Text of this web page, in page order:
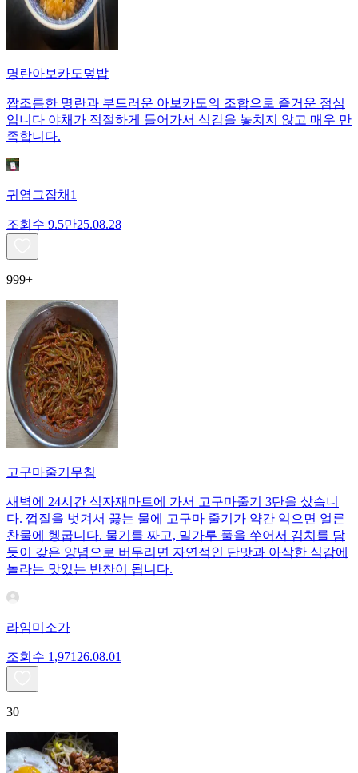
명란아보카도덮밥
짭조름한 명란과 부드러운 아보카도의 조합으로 즐거운 점심
입니다 야채가 적절하게 들어가서 식감을 놓치지 않고 매우 만
족합니다.
귀염그잡채1
조회수 9.5만25.08.28
999+
고구마줄기무침
새벽에 24시간 식자재마트에 가서 고구마줄기 3단을 샀습니
다. 껍질을 벗겨서 끓는 물에 고구마 줄기가 약간 익으면 얼른
찬물에 헹굽니다. 물기를 짜고, 밀가루 풀을 쑤어서 김치를 담
듯이 갖은 양념으로 버무리면 자연적인 단맛과 아삭한 식감에
놀라는 맛있는 반찬이 됩니다.
라임미소가
조회수 1,971 26.08.01
30